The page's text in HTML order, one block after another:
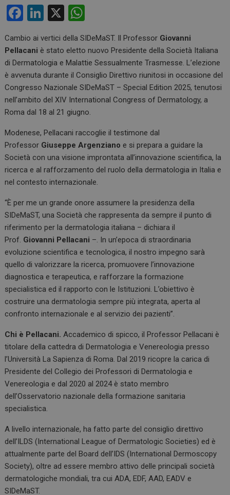
F
ce
b
o
o
k
Li
ke
dI
n
X
at
s
A
p
p
Cambio ai vertici della SIDeMaST. Il Professor Giovanni
Pellacani è stato eletto nuovo Presidente della Società Italiana
di Dermatologia e Malattie Sessualmente Trasmesse. L’elezione
è avvenuta durante il Consiglio Direttivo riunitosi in occasione del
Congresso Nazionale SIDeMaST – Special Edition 2025, tenutosi
nell’ambito del XIV International Congress of Dermatology, a
Roma dal 18 al 21 giugno.
Modenese, Pellacani raccoglie il testimone dal
Professor Giuseppe Argenzianoe si prepara a guidare la
Società con una visione improntata all’innovazione scientifica, la
ricerca e al rafforzamento del ruolo della dermatologia in Italia e
nel contesto internazionale.
“È per me un grande onore assumere la presidenza della
SIDeMaST, una Società che rappresenta da sempre il punto di
riferimento per la dermatologia italiana – dichiara il
Prof. Giovanni Pellacani –. In un’epoca di straordinaria
evoluzione scientifica e tecnologica, il nostro impegno sarà
quello di valorizzare la ricerca, promuovere l’innovazione
diagnostica e terapeutica, e rafforzare la formazione
specialistica ed il rapporto con le Istituzioni. L’obiettivo è
costruire una dermatologia sempre più integrata, aperta al
confronto internazionale e al servizio dei pazienti”.
Chi è Pellacani. Accademico di spicco, il Professor Pellacani è
titolare della cattedra di Dermatologia e Venereologia presso
l’Università La Sapienza di Roma. Dal 2019 ricopre la carica di
Presidente del Collegio dei Professori di Dermatologia e
Venereologia e dal 2020 al 2024 è stato membro
dell’Osservatorio nazionale della formazione sanitaria
specialistica.
A livello internazionale, ha fatto parte del consiglio direttivo
dell’ILDS (International League of Dermatologic Societies) ed è
attualmente parte del Board dell’IDS (International Dermoscopy
Society), oltre ad essere membro attivo delle principali società
dermatologiche mondiali, tra cui ADA, EDF, AAD, EADV e
SIDeMaST.